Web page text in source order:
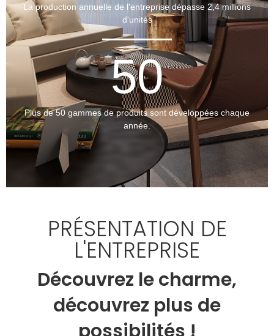
La production annuelle de l'entreprise dépasse 2,4 millions
d'unités
50
Plus de 50 gammes de produits sont développées chaque
année.
PRÉSENTATION DE
L'ENTREPRISE
Découvrez le charme,
découvrez plus de